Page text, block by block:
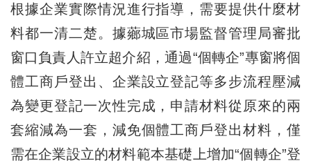
根據企業實際情況進行指導，需要提供什麼材
料都一清二楚。據薌城區市場監督管理局審批
窗口負責人許立超介紹，通過“個轉企”專窗將個
體工商戶登出、企業設立登記等多步流程壓減
為變更登記一次性完成，申請材料從原來的兩
套縮減為一套，減免個體工商戶登出材料，僅
需在企業設立的材料範本基礎上增加“個轉企”登